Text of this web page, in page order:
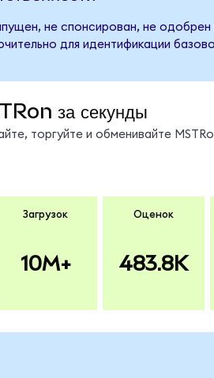
не спонсирован, не
для идентификации
за секунды
торгуйте и обменивайте
Загрузок
10M+
Оценок
483.8K